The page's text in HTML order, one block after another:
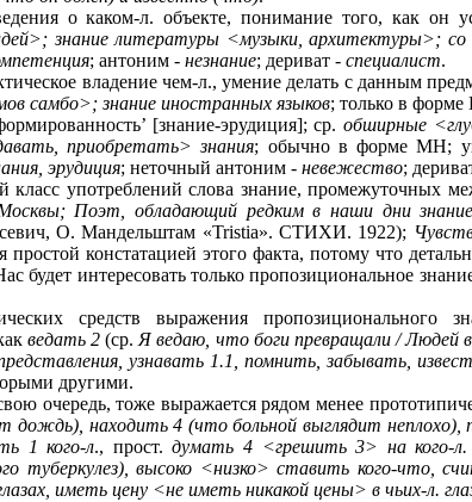
о каком-л. объекте, понимание того, как он
знание литературы <музыки, архитектуры>; со
; антоним -незнание; дериват -специалист.
владение чем-л., умение делать с данным
самбо>; знание иностранных языков; только в
[знание-эрудиция]; ср. обширные
приобретать> знания; обычно в форме МН;
эрудиция; неточный антоним -невежество;
класс употреблений слова знание, промежуточных
Поэт, обладающий редким в наши дни
О. Мандельштам «Tristia». СТИХИ. 1922);
простой констатацией этого факта, потому что
будет интересовать только пропозициональное
средств выражения пропозиционального
ведать 2 (ср. Я ведаю, что боги превращали / Людей
узнавать 1.1, помнить, забывать,
другими.
очередь, тоже выражается рядом менее
дождь), находить 4 (что больной выглядит
1 кого-л., прост.думать 4 <грешить 3> на кого-л.
туберкулез), высоко <низко> ставить кого-
иметь цену <не иметь никакой цены> в чьих-л.